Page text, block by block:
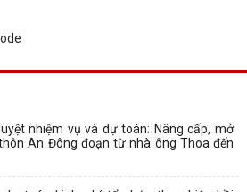
nhiệm vụ và dự toán: Nâng cấp, mở
An Đông đoạn từ nhà ông Thoa đến